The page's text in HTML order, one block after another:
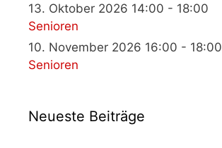
13. Oktober 2026 14:00 - 18:00
Senioren
10. November 2026 16:00 - 18:00
Senioren
Neueste Beiträge